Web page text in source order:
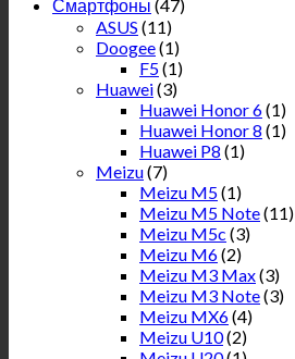
Смартфоны (47)
ASUS (11)
Doogee(1)
F5(1)
Huawei(3)
Huawei Honor 6(1)
Huawei Honor 8 (1)
Huawei P8 (1)
Meizu(7)
Meizu M5(1)
Meizu M5 Note(11)
Meizu M5c (3)
Meizu M6(2)
Meizu M3 Max(3)
Meizu M3 Note(3)
Meizu MX6(4)
Meizu U10(2)